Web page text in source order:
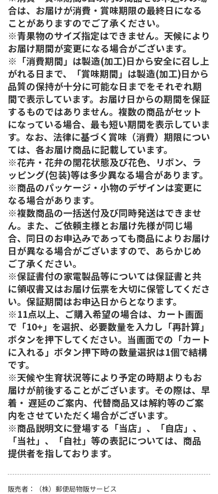
合は、お届けが消費・賞味期限の最終日になる
ことがありますのでご了承ください。
※青果物のサイズ指定はできません。天候により
お届け期間が変更になる場合がございます。
※「消費期間」は製造(加工)日から安全に召し上
がれる日まで、「賞味期間」は製造(加工)日から
品質の保持が十分に可能な日までをそれぞれ期
間で表示しています。お届け日からの期間を保証
するものではありません。複数の商品がセット
になっている場合、最も短い期間を表示していま
す。なお、法律に基づく賞味（消費）期限につい
ては、各お届け商品に記載しています。
※花卉・花弁の開花状態及び花色、リボン、ラ
ッピング(包装)等は多少異なる場合があります。
※商品のパッケージ・小物のデザインは変更に
なる場合があります。
※複数商品の一括送付及び同時発送はできませ
ん。また、ご依頼主様とお届け先様が同じ場
合、同日のお申込みであっても商品によりお届け
日が異なる場合がございますので、あらかじめ
ご了承ください。
※保証書付の家電製品等については保証書と共
に領収書又はお届け伝票を大切に保管してくださ
い。保証期間はお申込日からとなります。
※11点以上、ご購入希望の場合は、カート画面
で「10+」を選択、必要数量を入力し「再計算」
ボタンを押下してください。当画面での「カート
に入れる」ボタン押下時の数量選択は1個で結構
です。
※天候や生育状況等により予定の時期よりもお
届けが前後することがございます。その際は、早
着・ 遅延のご案内、代替商品又は解約等のご案
内をさせていただく場合がございます。
※商品説明文に登場する「当店」、「自店」、
「当社」、「自社」等の表記については、商品
提供者を指しております。
販売者
（株）郵便局物販サービス